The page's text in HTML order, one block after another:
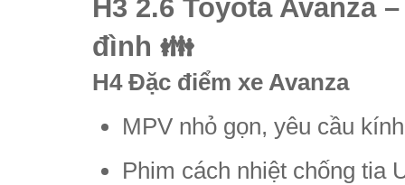
H3 2.6 Toyota Avanza
đình 👪
H4 Đặc điểm xe Avanza
MPV nhỏ gọn, yêu cầu
Phim cách nhiệt chống tia